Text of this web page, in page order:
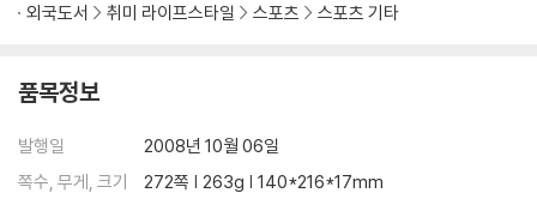
외국도서 취미 라이프스타일 스포츠 스포츠 기타
품목정보
발행일
2008년 10월 06일
쪽수, 무게, 크기
272쪽 | 263g | 140*216*17mm